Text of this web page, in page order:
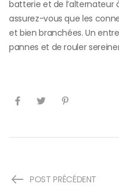
batterie et de l’alternateur
assurez-vous que les
et bien branchées. Un
pannes et de rouler
POST PRÉCÉDENT